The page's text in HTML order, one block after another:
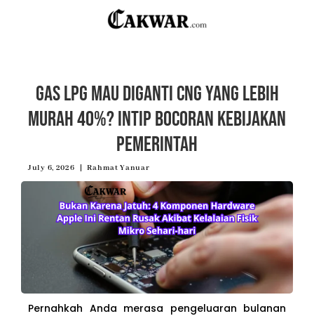
Gas LPG Mau Diganti CNG yang Lebih
Murah 40%? Intip Bocoran Kebijakan
Pemerintah
July 6, 2026 Rahmat Yanuar
Pernahkah Anda merasa pengeluaran bulanan